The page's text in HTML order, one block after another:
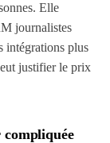
Elle
journalistes
intégrations plus
justifier le prix